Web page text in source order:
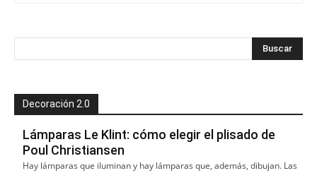
Decoración 2.0
Lámparas Le Klint: cómo elegir el plisado de
Poul Christiansen
Hay lámparas que iluminan y hay lámparas que, además, dibujan. Las